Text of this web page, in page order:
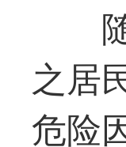
之居
危险